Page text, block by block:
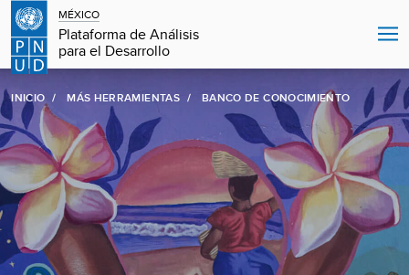
MÉXICO
Plataforma de Análisis
para el Desarrollo
INICIO MÁS HERRAMIENTAS BANCO DE CONOCIMIENTO